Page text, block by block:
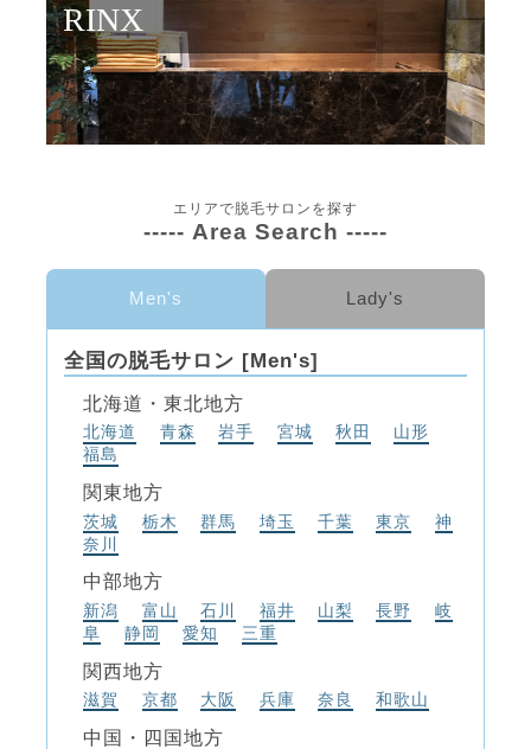
RINX
エリアで脱毛サロンを探す
----- Area Search -----
Men's
全国の脱毛サロン [Men's]
北海道・東北地方
北海道 青森 岩手 宮城 秋田
山形
福島
関東地方
茨城 栃木 群馬 埼玉 千葉 東京
神
奈川
中部地方
新潟 富山 石川 福井 山梨 長野
岐
阜
静岡 愛知 三重
関西地方
滋賀 京都 大阪 兵庫 奈良 和歌山
中国・四国地方
Lady's